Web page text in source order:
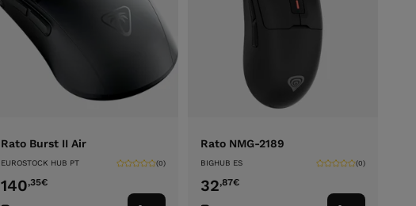
Rato Burst II Air
EUROSTOCK HUB PT (0)
140,35€
Rato NMG-2189
BIGHUB ES (0)
32,87€